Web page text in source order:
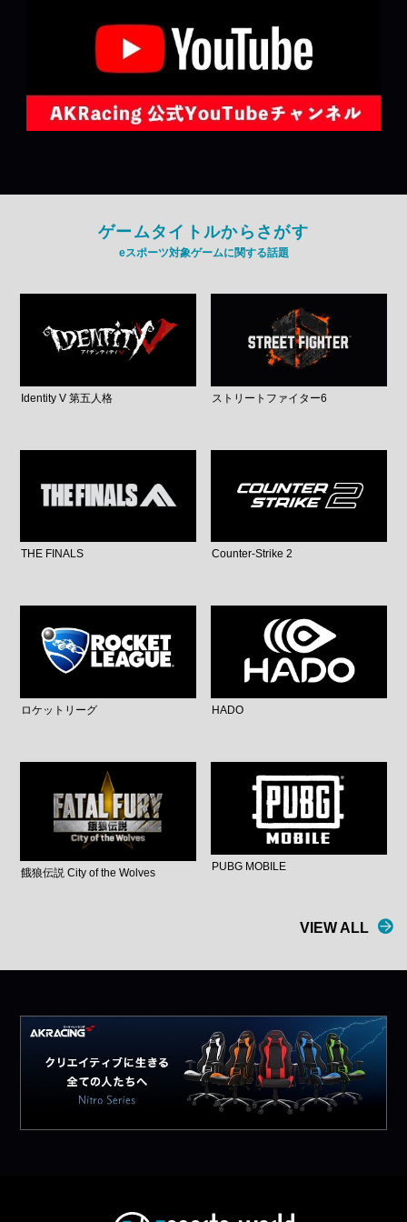
ゲームタイトルからさがす
eスポーツ対象ゲームに関する話題
Identity V 第五人格 ストリートファイター6
THE FINALS Counter-Strike 2
ロケットリーグ HADO
餓狼伝説 City of the Wolves
PUBG MOBILE
VIEW ALL